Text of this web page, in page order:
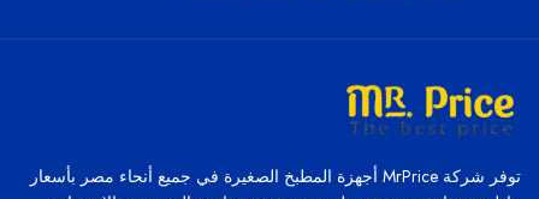
توفر شركة MrPrice أجهزة المطبخ الصغيرة في جميع أنحاء مصر بأسعار